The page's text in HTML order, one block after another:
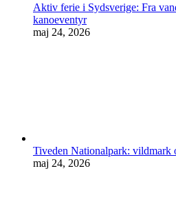
Aktiv ferie i Sydsverige: Fra
kanoeventyr
maj 24, 2026
Tiveden Nationalpark: vildmark
maj 24, 2026